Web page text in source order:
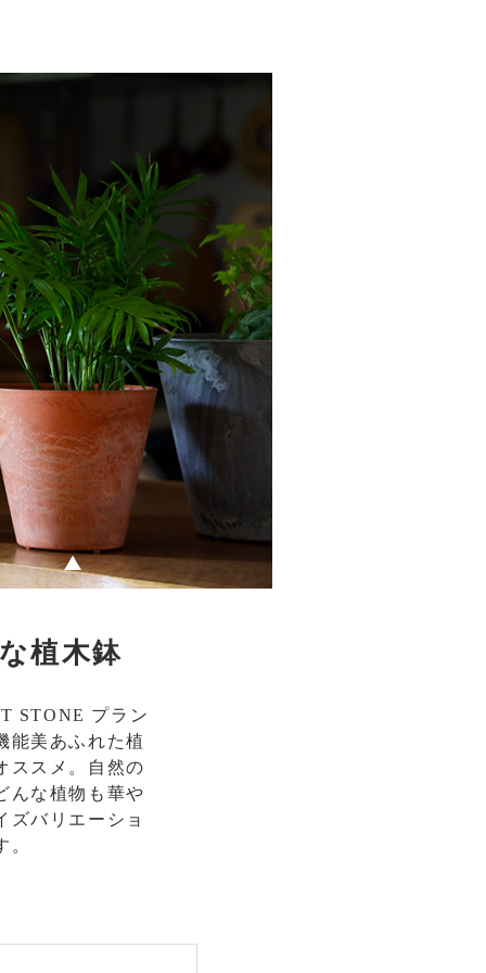
植木鉢
STONE プラン
能美あふれた植
ススメ。自然の
んな植物も華や
ズバリエーショ